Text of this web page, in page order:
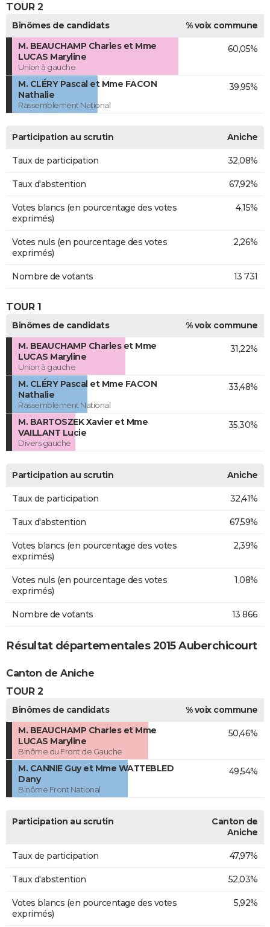
TOUR 2
Binômes de candidats
% voix commune
M. BEAUCHAMP Charles et Mme
LUCAS Maryline
Union à gauche
60,05%
M. CLÉRY Pascal et Mme FACON
Nathalie
Rassemblement National
39,95%
Participation au scrutin Aniche
Taux de participation 32,08%
Taux d'abstention 67,92%
Votes blancs (en pourcentage des votes
exprimés)
4,15%
Votes nuls (en pourcentage des votes
exprimés)
2,26%
Nombre de votants 13 731
TOUR 1
Binômes de candidats
% voix commune
M. BEAUCHAMP Charles et Mme
LUCAS Maryline
Union à gauche
31,22%
M. CLÉRY Pascal et Mme FACON
Nathalie
Rassemblement National
33,48%
M. BARTOSZEK Xavier et Mme
VAILLANT Lucie
Divers gauche
35,30%
Participation au scrutin Aniche
Taux de participation 32,41%
Taux d'abstention 67,59%
Votes blancs (en pourcentage des votes
exprimés)
2,39%
Votes nuls (en pourcentage des votes
exprimés)
1,08%
Nombre de votants 13 866
Résultat départementales 2015 Auberchicourt
Canton de Aniche
TOUR 2
Binômes de candidats
% voix commune
M. BEAUCHAMP Charles et Mme
LUCAS Maryline
Binôme du Front de Gauche
50,46%
M. CANNIE Guy et Mme WATTEBLED
Dany
Binôme Front National
49,54%
Participation au scrutin
Canton de
Aniche
Taux de participation 47,97%
Taux d'abstention 52,03%
Votes blancs (en pourcentage des votes
exprimés)
5,92%